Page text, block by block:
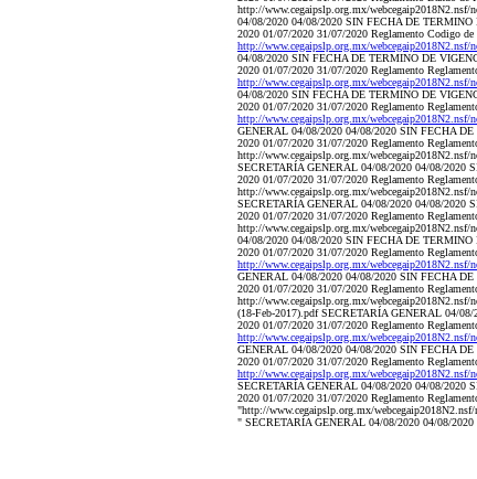
http://www.cegaipslp.org.mx/
04/08/2020 04/08/2020 SIN FECHA DE TERMINO
2020 01/07/2020 31/07/2020 Reglamento Codigo
http://www.cegaipslp.org.mx/
04/08/2020 SIN FECHA DE TERMINO DE
2020 01/07/2020 31/07/2020 Reglamento
http://www.cegaipslp.org.mx/
04/08/2020 SIN FECHA DE TERMINO DE
2020 01/07/2020 31/07/2020 Reglamento
http://www.cegaipslp.org.mx/webcegaip2018N2.nsf/
GENERAL 04/08/2020 04/08/2020 SIN FECHA
2020 01/07/2020 31/07/2020 Reglamento
http://www.cegaipslp.org.mx/
SECRETARÍA GENERAL 04/08/2020 04/08/2020
2020 01/07/2020 31/07/2020 Reglamento
http://www.cegaipslp.org.mx/
SECRETARÍA GENERAL 04/08/2020 04/08/2020
2020 01/07/2020 31/07/2020 Reglamento
http://www.cegaipslp.org.mx/
04/08/2020 04/08/2020 SIN FECHA DE TERMINO
2020 01/07/2020 31/07/2020 Reglamento
http://www.cegaipslp.org.mx/
GENERAL 04/08/2020 04/08/2020 SIN FECHA
2020 01/07/2020 31/07/2020 Reglamento
http://www.cegaipslp.org.mx/
(18-Feb-2017).pdf SECRETARÍA GENERAL 04/
2020 01/07/2020 31/07/2020 Reglamento
http://www.cegaipslp.org.mx/
GENERAL 04/08/2020 04/08/2020 SIN FECHA
2020 01/07/2020 31/07/2020 Reglamento
http://www.cegaipslp.org.mx/
SECRETARÍA GENERAL 04/08/2020 04/08/2020
2020 01/07/2020 31/07/2020 Reglamento
"http://www.cegaipslp.org.mx/
" SECRETARÍA GENERAL 04/08/2020 04/08/